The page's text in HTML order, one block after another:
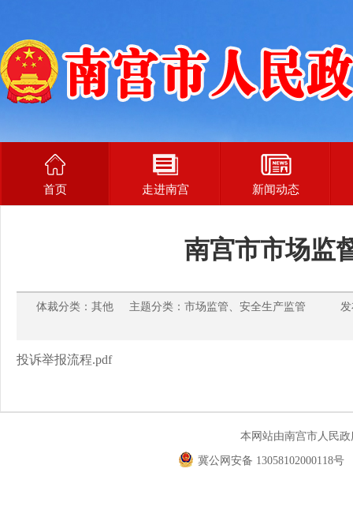
首页 走进南宫 新闻动态
南宫市市场监
体裁分类：其他 主题分类：市场监管、安全生产监管 发
投诉举报流程.pdf
本网站由南宫市人民
冀公网安备 13058102000118号